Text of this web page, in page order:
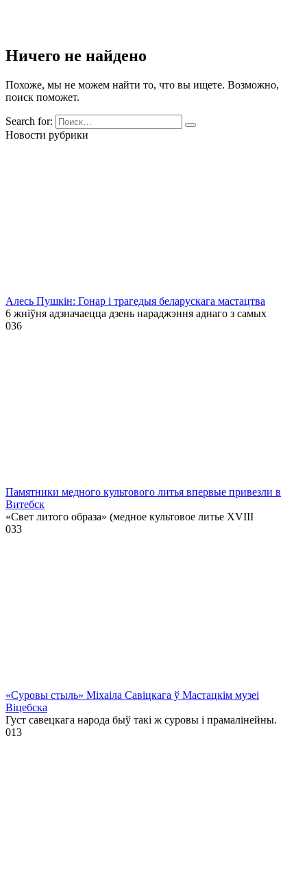
Ничего не найдено
Похоже, мы не можем найти то, что вы ищете. Возможно,
поиск поможет.
Search for:
Новости рубрики
Алесь Пушкін: Гонар і трагедыя беларускага мастацтва
6 жніўня адзначаецца дзень нараджэння аднаго з самых
036
Памятники медного культового литья впервые привезли в
Витебск
«Свет литого образа» (медное культовое литье XVIII
033
«Суровы стыль» Міхаіла Савіцкага ў Мастацкім музеі
Віцебска
Густ савецкага народа быў такі ж суровы і прамалінейны.
013